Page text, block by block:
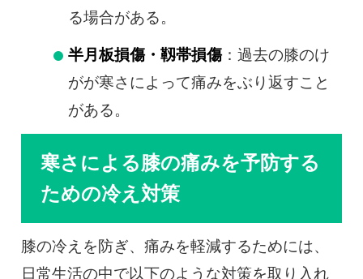
る場合がある。
半月板損傷・靱帯損傷：過去の膝のけ
がが寒さによって痛みをぶり返すこと
がある。
寒さによる膝の痛みを予防する
ための冷え対策
膝の冷えを防ぎ、痛みを軽減するためには、
日常生活の中で以下のような対策を取り入れ